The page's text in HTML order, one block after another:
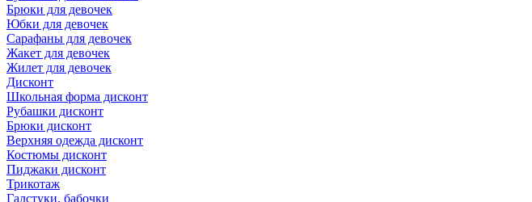
Брюки для девочек
Юбки для девочек
Сарафаны для девочек
Жакет для девочек
Жилет для девочек
Дисконт
Школьная форма дисконт
Рубашки дисконт
Брюки дисконт
Верхняя одежда дисконт
Костюмы дисконт
Пиджаки дисконт
Трикотаж
Галстуки, бабочки